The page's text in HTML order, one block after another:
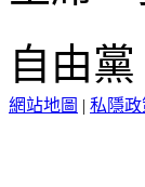
自由
網站地圖 | 私隱政